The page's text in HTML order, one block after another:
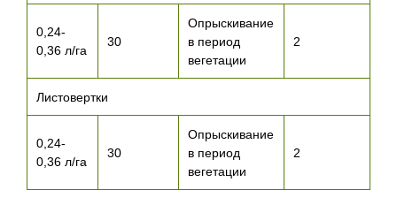
0,24-
0,36 л/га
30
Опрыскивание
в период
вегетации
2
Листовертки
0,24-
0,36 л/га
30
Опрыскивание
в период
вегетации
2